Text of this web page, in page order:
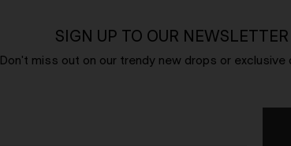
SIGN UP TO OUR NEWSLETTER
Don't miss out on our trendy new drops or exclusive